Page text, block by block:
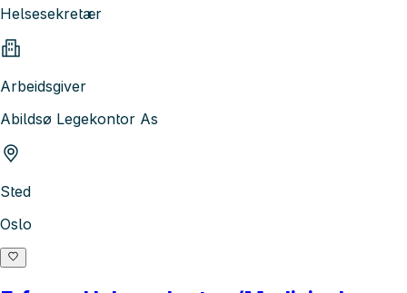
Helsesekretær
Arbeidsgiver
Abildsø Legekontor As
Sted
Oslo